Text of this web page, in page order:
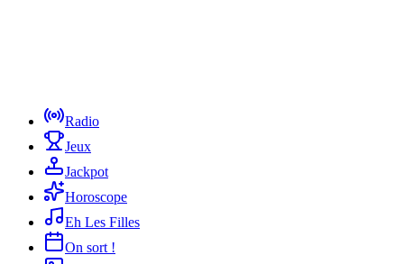
Radio
Jeux
Jackpot
Horoscope
Eh Les Filles
On sort !